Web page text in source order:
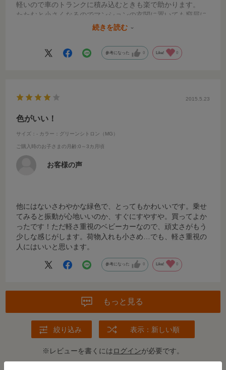
軽いので車のトランクに積み込むときも楽で助かります。
たたむと小さくなるのでマンションの玄関に置いても窮屈に
続きを読む
参考になった 0 Like! 0
2015.5.23
色がいい！
サイズ：- カラー：グリーンシトロン（MG）
ご購入時のお子さまの月齢:0～3カ月頃
お客様の声
他にはないさわやかな緑色で、とってもかわいいです。乗せ
てみると振動が心地いいのか、すぐにすやすや。買ってよか
ったです！ただ軽さ重視のベビーカーなので、頑丈さがもう
少しな感じがします。荷物入れも小さめ…でも、軽さ重視の
人にはいいと思います。
参考になった 0 Like! 0
もっと見る
絞り込み 表示：新しい順
※レビューを書くにはログインが必要です。